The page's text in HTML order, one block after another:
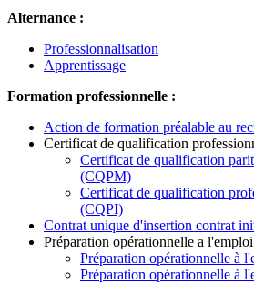
Alternance :
Professionnalisation
Apprentissage
Formation professionnelle :
Action de formation préalable au
Certificat de qualification
Certificat de qualification
(CQPM)
Certificat de qualification
(CQPI)
Contrat unique d'insertion contrat
Préparation opérationnelle a
Préparation opérationnelle à
Préparation opérationnelle à